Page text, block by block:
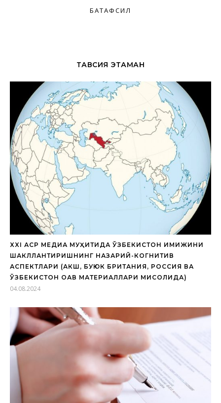
БАТАФСИЛ
ТАВСИЯ ЭТАМАН
XXI АСР МЕДИА МУҲИТИДА ЎЗБЕКИСТОН ИМИЖИНИ
ШАКЛЛАНТИРИШНИНГ НАЗАРИЙ-КОГНИТИВ
АСПЕКТЛАРИ (АКШ, БУЮК БРИТАНИЯ, РОССИЯ ВА
ЎЗБЕКИСТОН ОАВ МАТЕРИАЛЛАРИ МИСОЛИДА)
04.08.2024